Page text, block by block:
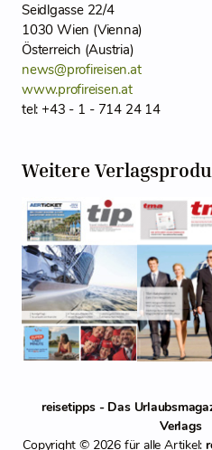
Seidlgasse 22/4
1030 Wien (Vienna)
Österreich (Austria)
news@profireisen.at
www.profireisen.at
tel: +43 - 1 - 714 24 14
Weitere
reisetipps - Das
Verlags
Copyright © 2026 für alle Artikel: